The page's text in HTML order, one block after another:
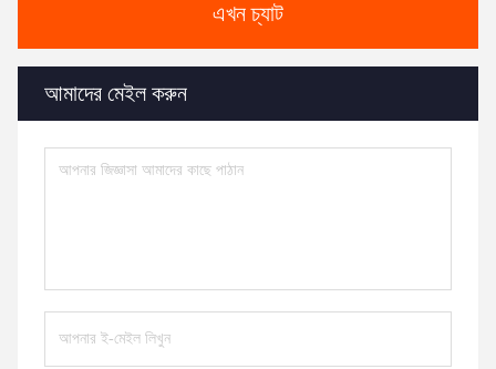
এখন চ্যাট
আমাদের মেইল করুন